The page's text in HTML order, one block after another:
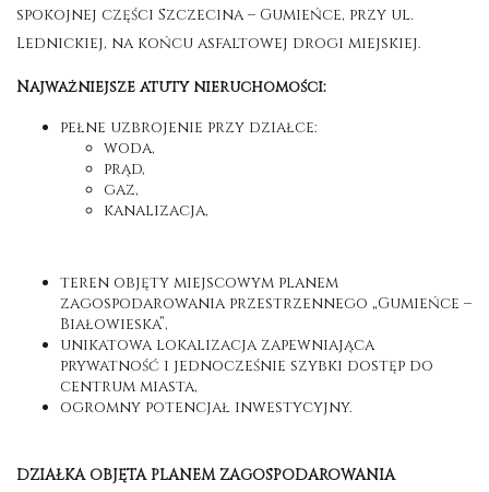
spokojnej części Szczecina – Gumieńce, przy ul.
Lednickiej, na końcu asfaltowej drogi miejskiej.
Najważniejsze atuty nieruchomości:
pełne uzbrojenie przy działce:
woda,
prąd,
gaz,
kanalizacja,
teren objęty miejscowym planem
zagospodarowania przestrzennego „Gumieńce –
Białowieska”,
unikatowa lokalizacja zapewniająca
prywatność i jednocześnie szybki dostęp do
centrum miasta,
ogromny potencjał inwestycyjny.
DZIAŁKA OBJĘTA PLANEM ZAGOSPODAROWANIA